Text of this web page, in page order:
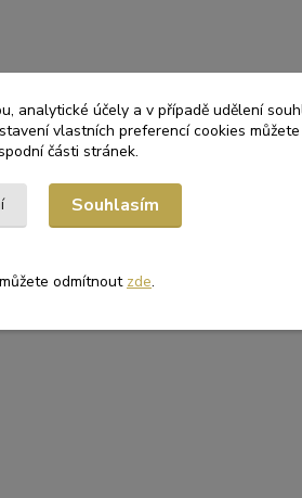
analytické účely a v případě udělení
vlastních preferencí cookies
části stránek.
Souhlasím
odmítnout zde.